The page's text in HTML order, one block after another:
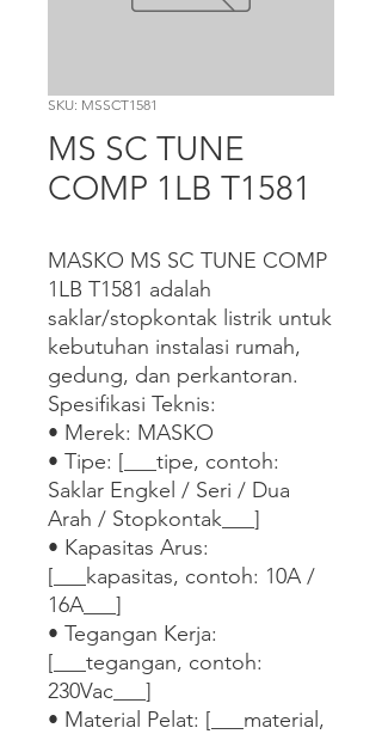
SKU: MSSCT1581
MS SC TUNE
COMP 1LB T1581
MASKO MS SC TUNE COMP
1LB T1581 adalah
saklar/stopkontak listrik untuk
kebutuhan instalasi rumah,
gedung, dan perkantoran.
Spesifikasi Teknis:
• Merek: MASKO
• Tipe: [___tipe, contoh:
Saklar Engkel / Seri / Dua
Arah / Stopkontak___]
• Kapasitas Arus:
[___kapasitas, contoh: 10A /
16A___]
• Tegangan Kerja:
[___tegangan, contoh:
230Vac___]
• Material Pelat: [___material,